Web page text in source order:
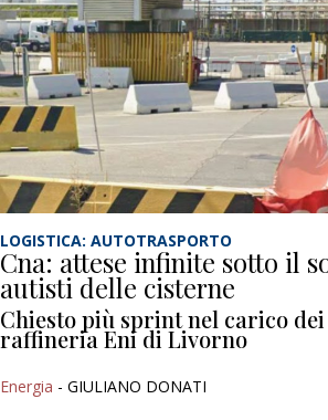
LOGISTICA: AUTOTRASPORTO
Cna: attese infinite sotto il
autisti delle cisterne
Chiesto più sprint nel carico
raffineria Eni di Livorno
Energia - GIULIANO DONATI